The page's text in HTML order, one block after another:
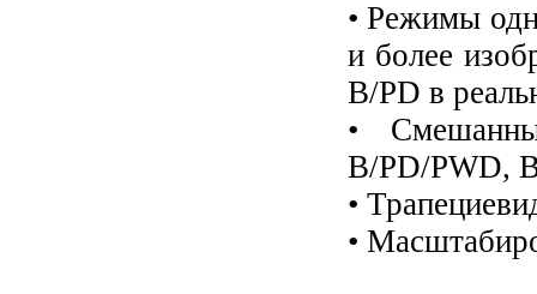
• Режимы
и более
B/PD в
•
B/PD/PWD,
•
•